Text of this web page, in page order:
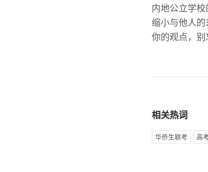
内地公立学
缩小与他人
你的观点，别
相关热词
华侨生联考 高